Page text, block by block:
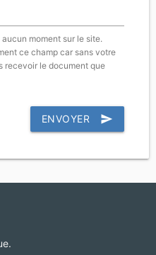
moment sur le site.
ce champ car sans votre
recevoir le document que
ENVOYER send